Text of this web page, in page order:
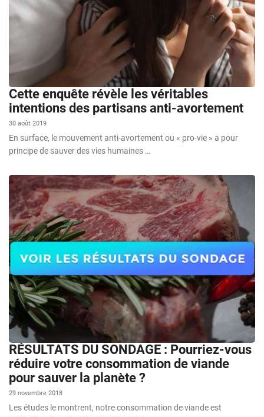
Cette enquête révèle les véritables
intentions des partisans anti-avortement
30 août 2019
En surface, le mouvement anti-avortement ou « pro-vie » a pour
principe de sauver des vies humaines …
RÉSULTATS DU SONDAGE : Pourriez-vous
réduire votre consommation de viande
pour sauver la planète ?
29 novembre 2018
Les études le montrent, notre consommation de viande est